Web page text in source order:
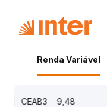
Renda Variável
CEAB3 9,48